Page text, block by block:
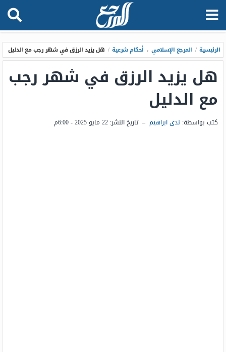
الرئيسية / المرجع الإسلامي ، أحكام شرعية / هل يزيد الرزق في شهر رجب مع الدليل
هل يزيد الرزق في شهر رجب
مع الدليل
كتب بواسطة: ندى ابراهيم – تاريخ النشر: 22 مايو 2025 - 6:00م